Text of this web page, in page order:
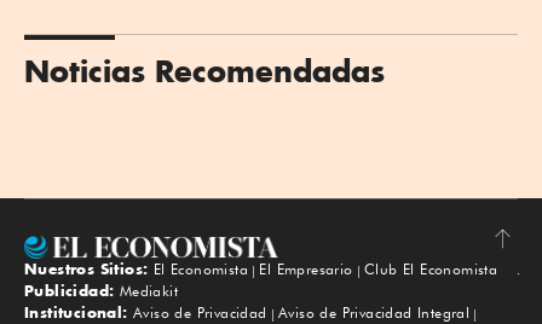
Noticias Recomendadas
Subir
Nuestros Sitios: El Economista El Empresario
Club El Economista
Publicidad: Mediakit
Institucional: Aviso de Privacidad
Aviso de Privacidad Integral